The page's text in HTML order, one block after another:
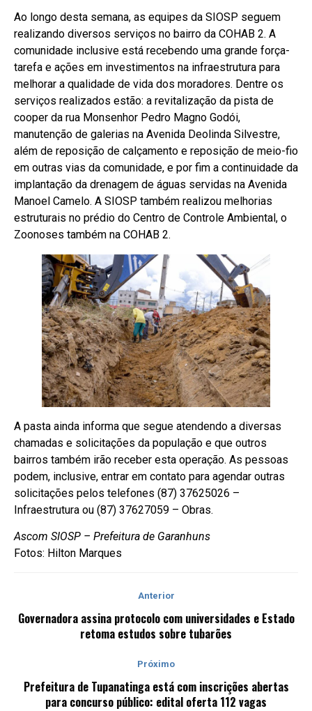
Ao longo desta semana, as equipes da SIOSP seguem
realizando diversos serviços no bairro da COHAB 2. A
comunidade inclusive está recebendo uma grande força-
tarefa e ações em investimentos na infraestrutura para
melhorar a qualidade de vida dos moradores. Dentre os
serviços realizados estão: a revitalização da pista de
cooper da rua Monsenhor Pedro Magno Godói,
manutenção de galerias na Avenida Deolinda Silvestre,
além de reposição de calçamento e reposição de meio-fio
em outras vias da comunidade, e por fim a continuidade da
implantação da drenagem de águas servidas na Avenida
Manoel Camelo. A SIOSP também realizou melhorias
estruturais no prédio do Centro de Controle Ambiental, o
Zoonoses também na COHAB 2.
A pasta ainda informa que segue atendendo a diversas
chamadas e solicitações da população e que outros
bairros também irão receber esta operação. As pessoas
podem, inclusive, entrar em contato para agendar outras
solicitações pelos telefones (87) 37625026 –
Infraestrutura ou (87) 37627059 – Obras.
Ascom SIOSP – Prefeitura de Garanhuns
Fotos: Hilton Marques
Anterior
Governadora assina protocolo com universidades e Estado
retoma estudos sobre tubarões
Próximo
Prefeitura de Tupanatinga está com inscrições abertas
para concurso público: edital oferta 112 vagas